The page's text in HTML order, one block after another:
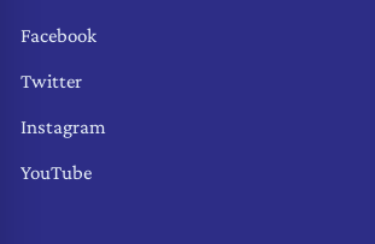
Facebook
Twitter
Instagram
YouTube